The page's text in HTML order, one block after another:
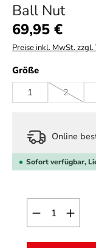
Ball Nut
Regulärer Preis:
69,95 €
Preise inkl. MwSt.
Größeauswählen
1
2
(Diese
Online
Sofort verfügbar,
Produkt